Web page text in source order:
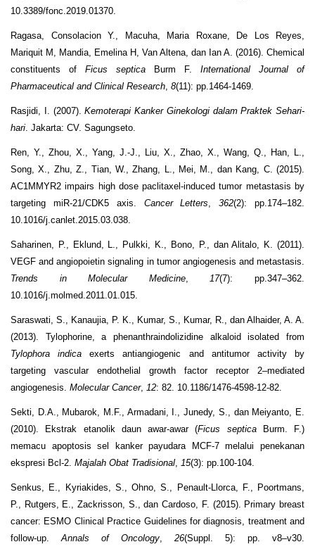
10.3389/fonc.2019.01370.
Ragasa, Consolacion Y., Macuha, Maria Roxane, De Los Reyes,
Mariquit M, Mandia, Emelina H, Van Altena, dan Ian A. (2016). Chemical
constituents of Ficus septica Burm F. International Journal of
Pharmaceutical and Clinical Research, 8(11): pp.1464-1469.
Rasjidi, I. (2007).Kemoterapi Kanker Ginekologi dalam Praktek Sehari-
hari. Jakarta: CV. Sagungseto.
Ren, Y., Zhou, X., Yang, J.-J., Liu, X., Zhao, X., Wang, Q., Han, L.,
Song, X., Zhu, Z., Tian, W., Zhang, L., Mei, M., dan Kang, C. (2015).
AC1MMYR2 impairs high dose paclitaxel-induced tumor metastasis by
targeting miR-21/CDK5 axis. Cancer Letters,362(2): pp.174–182.
10.1016/j.canlet.2015.03.038.
Saharinen, P., Eklund, L., Pulkki, K., Bono, P., dan Alitalo, K. (2011).
VEGF and angiopoietin signaling in tumor angiogenesis and metastasis.
Trends in Molecular Medicine,17(7): pp.347–362.
10.1016/j.molmed.2011.01.015.
Saraswati, S., Kanaujia, P. K., Kumar, S., Kumar, R., dan Alhaider, A. A.
(2013). Tylophorine, a phenanthraindolizidine alkaloid isolated from
Tylophora indica exerts antiangiogenic and antitumor activity by
targeting vascular endothelial growth factor receptor 2–mediated
angiogenesis. Molecular Cancer, 12: 82. 10.1186/1476-4598-12-82.
Sekti, D.A., Mubarok, M.F., Armadani, I., Junedy, S., dan Meiyanto, E.
(2010). Ekstrak etanolik daun awar-awar (Ficus septica
Burm. F.)
memacu apoptosis sel kanker payudara MCF-7 melalui penekanan
ekspresi Bcl-2. Majalah Obat Tradisional, 15(3): pp.100-104.
Senkus, E., Kyriakides, S., Ohno, S., Penault-Llorca, F., Poortmans,
P., Rutgers, E., Zackrisson, S., dan Cardoso, F. (2015). Primary breast
cancer: ESMO Clinical Practice Guidelines for diagnosis, treatment and
follow-up.Annals of Oncology, 26(Suppl. 5): pp. v8–v30.